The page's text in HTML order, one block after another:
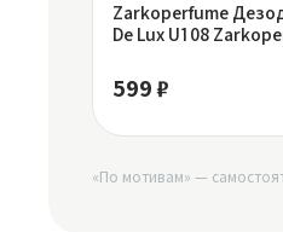
Zarkoperfume
De Lux U108
599 ₽
«По мотивам» —